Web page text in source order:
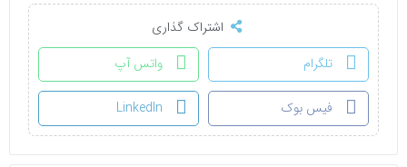
اشتراک گذاری
تلگرام
واتس آپ
فیس بوک LinkedIn